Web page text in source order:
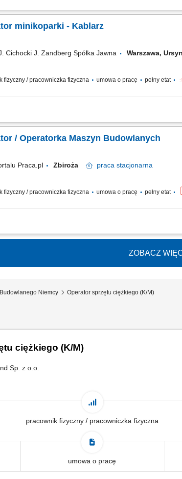
podczas robót ziemnych i wykopów pod instalacje
minikoparki - Kablarz
Cichocki J. Zandberg Spółka Jawna Warszawa,
fizyczny / pracowniczka fizyczna umowa o pracę pełny etat
Firma elektroenergetyczna zatrudni pracownika -
/ Operatorka Maszyn Budowlanych
Praca.pl Zbiroża praca stacjonarna
fizyczny / pracowniczka fizyczna umowa o pracę pełny etat
ciężkich, w tym koparki, ładowarki lub pogłębiarki
ZOBACZ
Niemcy Operator sprzętu ciężkiego (K/M)
ciężkiego (K/M)
Sp. z o.o.
pracownik fizyczny / pracowniczka fizyczna
umowa o pracę